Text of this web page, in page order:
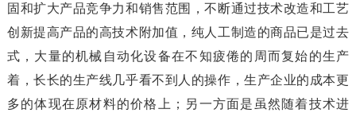
固和扩大产品竞争力和销售范围，不断通过技术改造和工艺
创新提高产品的高技术附加值，纯人工制造的商品已是过去
式，大量的机械自动化设备在不知疲倦的周而复始的生产
着，长长的生产线几乎看不到人的操作，生产企业的成本更
多的体现在原材料的价格上；另一方面是虽然随着技术进